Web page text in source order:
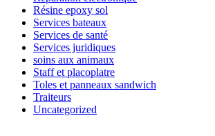
Résine epoxy sol
Services bateaux
Services de santé
Services juridiques
soins aux animaux
Staff et placoplatre
Toles et panneaux sandwich
Traiteurs
Uncategorized